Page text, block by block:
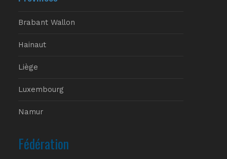
Brabant Wallon
Hainaut
Liège
Luxembourg
Namur
Fédération